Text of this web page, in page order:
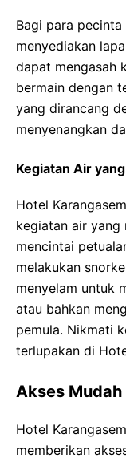
Bagi para pecinta
menyediakan
dapat mengasah
bermain dengan
yang dirancang
menyenangkan
Kegiatan Air
Hotel
kegiatan air yang
mencintai
melakukan
menyelam untuk
atau bahkan
pemula. Nikmati
terlupakan di
Akses
Hotel
memberikan